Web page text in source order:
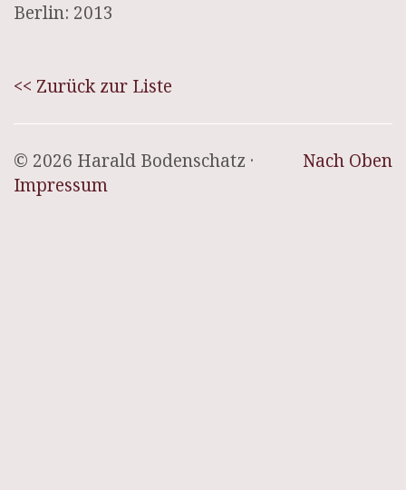
Berlin: 2013
<< Zurück zur Liste
Nach Oben
© 2026 Harald Bodenschatz ·
Impressum